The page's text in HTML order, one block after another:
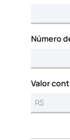
Número
Valor